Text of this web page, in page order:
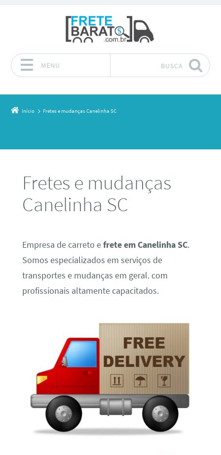
MENU BUSCA
Início Fretes e mudanças Canelinha SC
Fretes e mudanças
Canelinha SC
Empresa de carreto efrete em Canelinha SC.
Somos especializados em serviços de
transportes e mudanças em geral. com
profissionais altamente capacitados.